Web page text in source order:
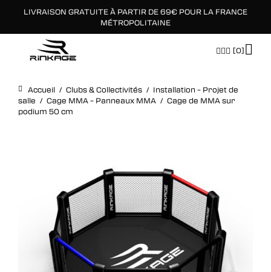
LIVRAISON GRATUITE À PARTIR DE 69€ POUR LA FRANCE
MÉTROPOLITAINE
[0]
Accueil / Clubs & Collectivités / Installation – Projet de
salle / Cage MMA – Panneaux MMA / Cage de MMA sur
podium 50 cm